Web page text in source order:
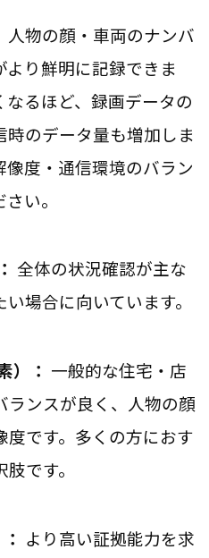
物の顔・車両のナンバ
り鮮明に記録できま
るほど、録画データの
のデータ量も増加しま
度・通信環境のバラン
い。
全体の状況確認が主な
場合に向いています。
）： 一般的な住宅・店
ンスが良く、人物の顔
です。多くの方におす
です。
より高い証拠能力を求